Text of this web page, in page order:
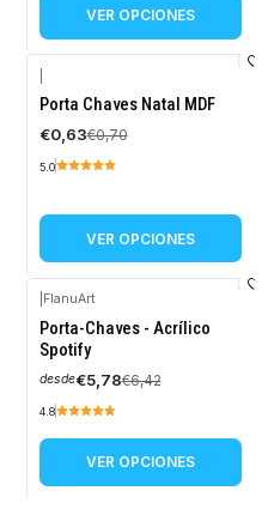
VER OPCIONES
-10%
OFF
Porta Chaves Natal MDF
€0,63€0,70
5.0
VER OPCIONES
-10%
OFF
FlanuArt
Porta-Chaves - Acrílico
Spotify
desde€5,78€6,42
4.8
VER OPCIONES